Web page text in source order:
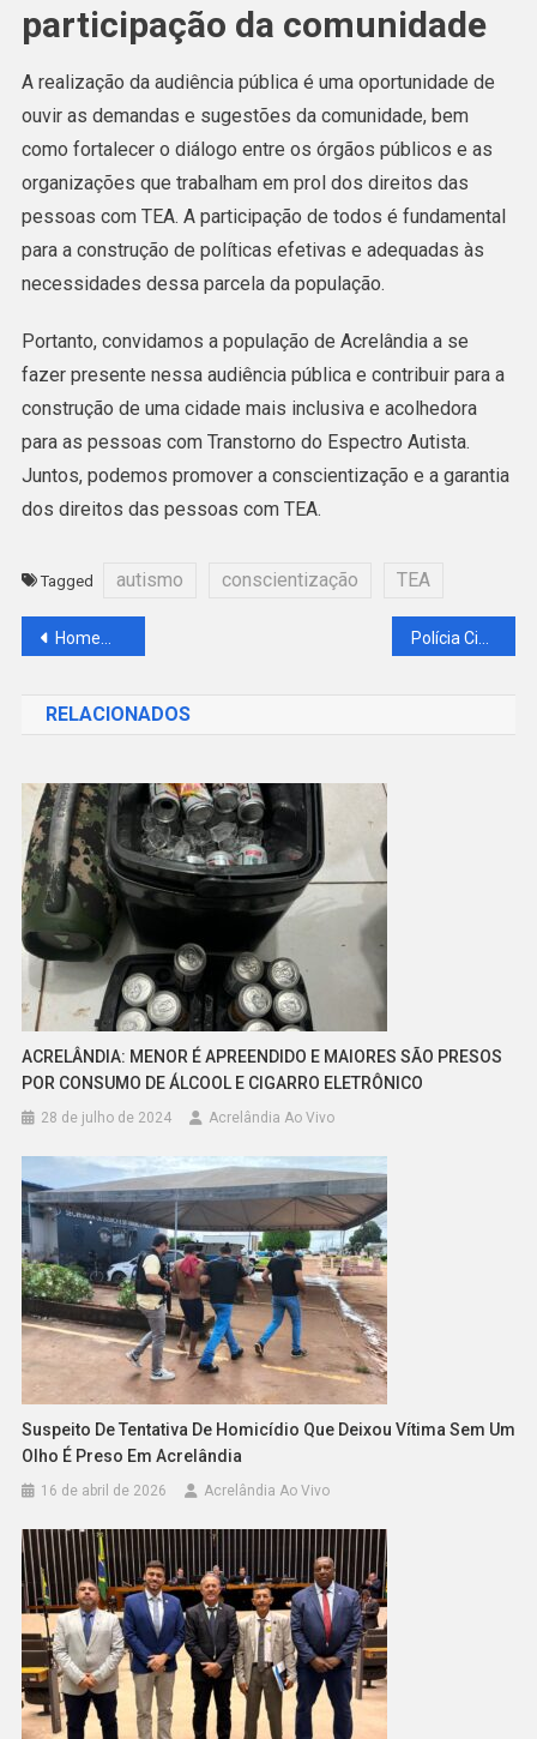
participação da comunidade
A realização da audiência pública é uma oportunidade de
ouvir as demandas e sugestões da comunidade, bem
como fortalecer o diálogo entre os órgãos públicos e as
organizações que trabalham em prol dos direitos das
pessoas com TEA. A participação de todos é fundamental
para a construção de políticas efetivas e adequadas às
necessidades dessa parcela da população.
Portanto, convidamos a população de Acrelândia a se
fazer presente nessa audiência pública e contribuir para a
construção de uma cidade mais inclusiva e acolhedora
para as pessoas com Transtorno do Espectro Autista.
Juntos, podemos promover a conscientização e a garantia
dos direitos das pessoas com TEA.
Tagged autismo conscientização TEA
Navegação
Post
Homem é encontrado morto dentro da cela da delegacia de Acrelândia.
RELACIONADOS
ACRELÂNDIA: MENOR É APREENDIDO E MAIORES SÃO PRESOS
POR CONSUMO DE ÁLCOOL E CIGARRO ELETRÔNICO
28 de julho de 2024 Acrelândia Ao Vivo
Suspeito De Tentativa De Homicídio Que Deixou Vítima Sem Um
Olho É Preso Em Acrelândia
16 de abril de 2026 Acrelândia Ao Vivo